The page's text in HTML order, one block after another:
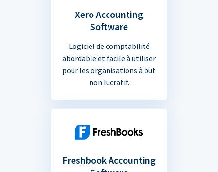
Xero Accounting
Software
Logiciel de comptabilité
abordable et facile à utiliser
pour les organisations à but
non lucratif.
Freshbook Accounting